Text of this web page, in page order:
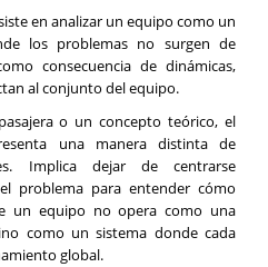
en analizar un equipo como un
los problemas no surgen de
consecuencia de dinámicas,
al conjunto del equipo.
o un concepto teórico, el
una manera distinta de
Implica dejar de centrarse
problema para entender cómo
un equipo no opera como una
como un sistema donde cada
global.